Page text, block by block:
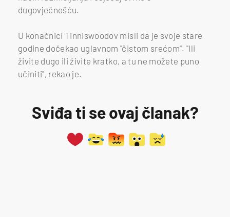
dugovječnošću.
U konačnici Tinniswoodov misli da je svoje stare
godine dočekao uglavnom "čistom srećom". "Ili
živite dugo ili živite kratko, a tu ne možete puno
učiniti", rekao je.
Sviđa ti se ovaj članak?